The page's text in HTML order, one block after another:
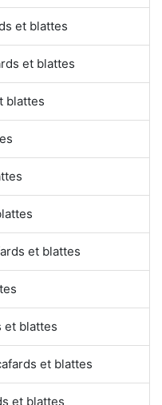
et blattes
et blattes
blattes
et blattes
et blattes
et blattes
et blattes